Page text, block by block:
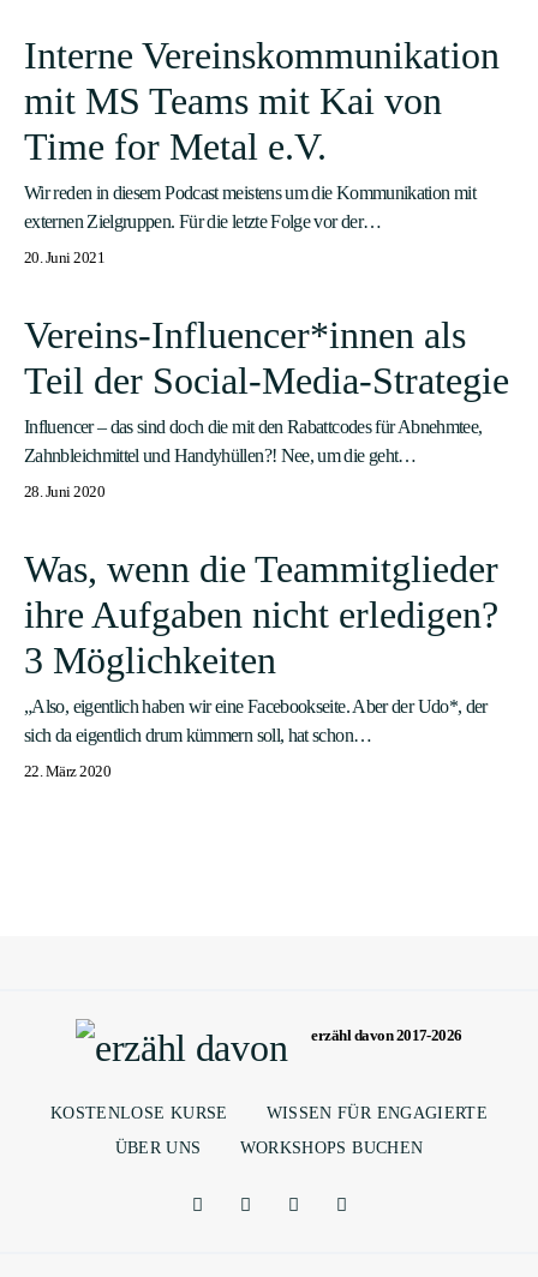
Interne Vereinskommunikation
mit MS Teams mit Kai von
Time for Metal e.V.
Wir reden in diesem Podcast meistens um die Kommunikation mit
externen Zielgruppen. Für die letzte Folge vor der…
20. Juni 2021
Vereins-Influencer*innen als
Teil der Social-Media-Strategie
Influencer – das sind doch die mit den Rabattcodes für Abnehmtee,
Zahnbleichmittel und Handyhüllen?! Nee, um die geht…
28. Juni 2020
Was, wenn die Teammitglieder
ihre Aufgaben nicht erledigen?
3 Möglichkeiten
„Also, eigentlich haben wir eine Facebookseite. Aber der Udo*, der
sich da eigentlich drum kümmern soll, hat schon…
22. März 2020
erzähl davon 2017-2026
KOSTENLOSE KURSE
WISSEN FÜR ENGAGIERTE
ÜBER UNS
WORKSHOPS BUCHEN